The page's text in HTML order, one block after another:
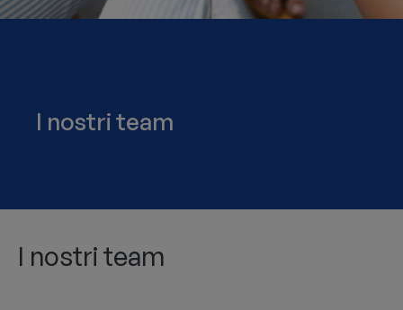
I nostri team
I nostri team